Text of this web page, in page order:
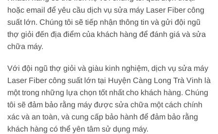
hoặc email để yêu cầu dịch vụ sửa máy Laser Fiber công
suất lớn. Chúng tôi sẽ tiếp nhận thông tin và gửi đội ngũ
thợ giỏi đến địa điểm của khách hàng để đánh giá và sửa
chữa máy.
Với đội ngũ thợ giỏi và giàu kinh nghiệm, dịch vụ sửa máy
Laser Fiber công suất lớn tại Huyện Càng Long Trà Vinh là
một trong những lựa chọn tốt nhất cho khách hàng. Chúng
tôi sẽ đảm bảo rằng máy được sửa chữa một cách chính
xác và an toàn, và cung cấp bảo hành để đảm bảo rằng
khách hàng có thể yên tâm sử dụng máy.